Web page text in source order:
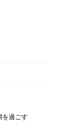
過ごす